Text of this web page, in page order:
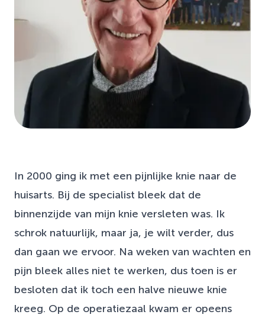
In 2000 ging ik met een pijnlijke knie naar de
huisarts. Bij de specialist bleek dat de
binnenzijde van mijn knie versleten was. Ik
schrok natuurlijk, maar ja, je wilt verder, dus
dan gaan we ervoor. Na weken van wachten en
pijn bleek alles niet te werken, dus toen is er
besloten dat ik toch een halve nieuwe knie
kreeg. Op de operatiezaal kwam er opeens